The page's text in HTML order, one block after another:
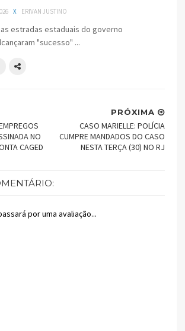
X ERIVAN JUSTINO
estradas estaduais do governo
"sucesso" ...
PRÓXIMA
CASO MARIELLE: POLÍCIA
CUMPRE MANDADOS DO CASO
NESTA TERÇA (30) NO RJ
NO
CAGED
por uma avaliação...